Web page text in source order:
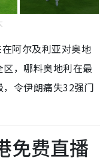
阿尔及利亚对奥地
，哪料奥地利在最
令伊朗痛失32强门
免费直播